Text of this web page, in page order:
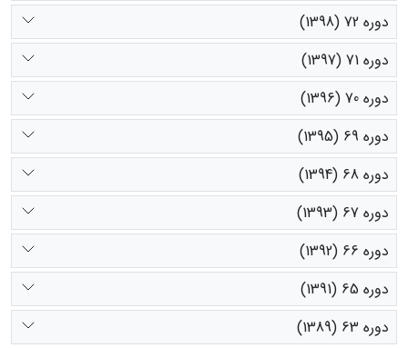
دوره 72 (1398)
دوره 71 (1397)
دوره 70 (1396)
دوره 69 (1395)
دوره 68 (1394)
دوره 67 (1393)
دوره 66 (1392)
دوره 65 (1391)
دوره 63 (1389)